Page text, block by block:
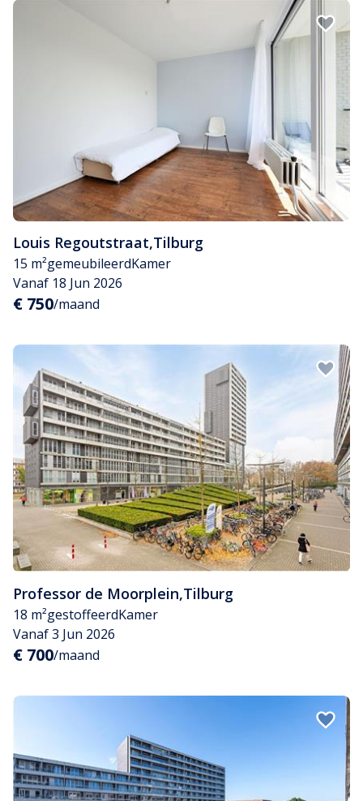
Louis Regoutstraat,Tilburg
15 m²gemeubileerdKamer
Vanaf 18 Jun 2026
€ 750/maand
Professor de Moorplein,Tilburg
18 m²gestoffeerdKamer
Vanaf 3 Jun 2026
€ 700/maand